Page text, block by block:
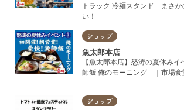
ファーストフード
バイキング・ビュッフェ
美容・健康
ヘアサロン
トラック 冷麺スタンド まさ
い！
ショップ
魚太郎本店
【魚太郎本店】怒涛の夏休み
師飯 俺のモーニング ｜市場食
ショップ